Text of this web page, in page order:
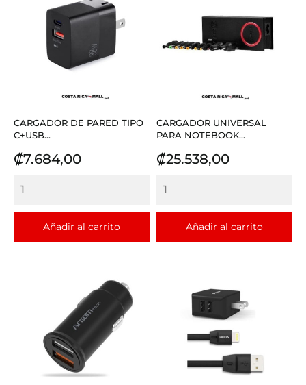
CARGADOR DE PARED TIPO
C+USB...
Precio
₡7.684,00
Añadir al carrito
CARGADOR UNIVERSAL
PARA NOTEBOOK...
Precio
₡25.538,00
Añadir al carrito